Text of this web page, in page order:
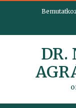
DR.